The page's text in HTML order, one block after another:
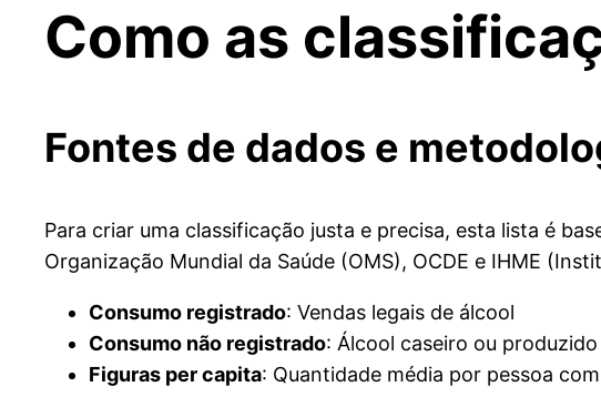
Como as
Fontes de dados e
Para criar uma classificação justa e precisa, esta lista é
Organização Mundial da Saúde (OMS), OCDE e IHME
Consumo registrado: Vendas legais de álcool
Consumo não registrado: Álcool caseiro ou
Figuras per capita: Quantidade média por pessoa